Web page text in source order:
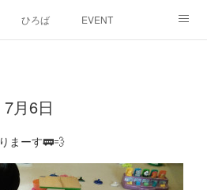
ひろば EVENT
7月6日
まーす🚃💨